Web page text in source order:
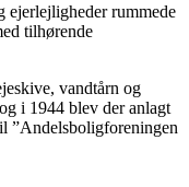
ejerlejligheder rummede
tilhørende
vandtårn og
i 1944 blev der anlagt
”Andelsboligforeningen